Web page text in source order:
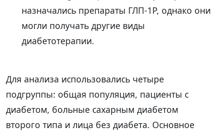
назначались препараты ГЛП-1Р, однако они
могли получать другие виды
диабетотерапии.
Для анализа использовались четыре
подгруппы: общая популяция, пациенты с
диабетом, больные сахарным диабетом
второго типа и лица без диабета. Основное